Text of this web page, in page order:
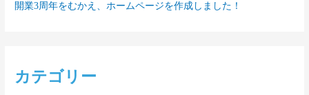
開業3周年をむかえ、ホームページを作成しました！
カテゴリー